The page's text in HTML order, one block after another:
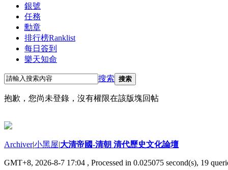
銀號
任務
勳章
排行榜Ranklist
每日簽到
樂天知命
搜索 搜索
抱歉，您尚未登錄，沒有權限在該版塊回帖
Archiver|小黑屋|大清帝國-清朝 清代歷史文化論壇
GMT+8, 2026-8-7 17:04 , Processed in 0.025075 second(s), 19